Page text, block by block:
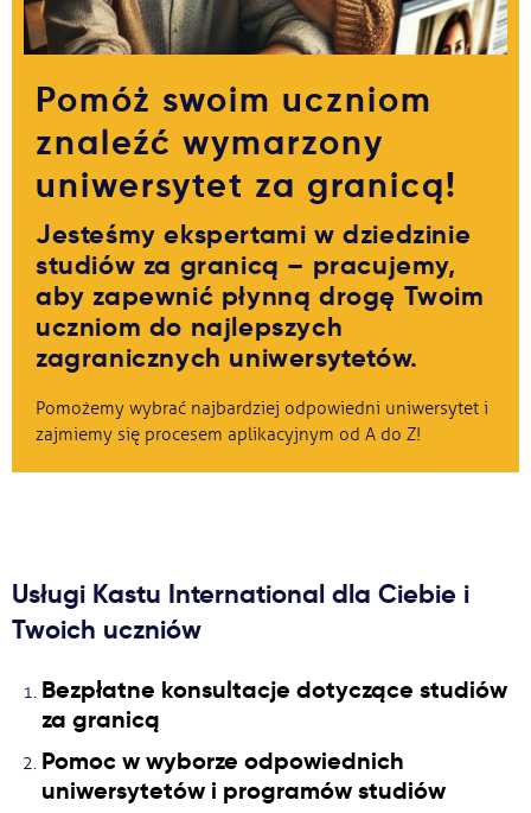
Ważne
Usługi
Dlaczego Kastu?
Aktualności
Pomóż swoim uczniom
znaleźć wymarzony
uniwersytet za granicą!
Jesteśmy ekspertami w dziedzinie
studiów za granicą – pracujemy,
aby zapewnić płynną drogę Twoim
uczniom do najlepszych
zagranicznych uniwersytetów.
Pomożemy wybrać najbardziej odpowiedni uniwersytet i
zajmiemy się procesem aplikacyjnym od A do Z!
Usługi Kastu International dla Ciebie i
Twoich uczniów
Bezpłatne konsultacje dotyczące studiów
za granicą
Pomoc w wyborze odpowiednich
uniwersytetów i programów studiów